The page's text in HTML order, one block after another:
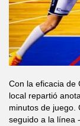
Con la eficacia de
local repartió
minutos de juego.
seguido a la línea